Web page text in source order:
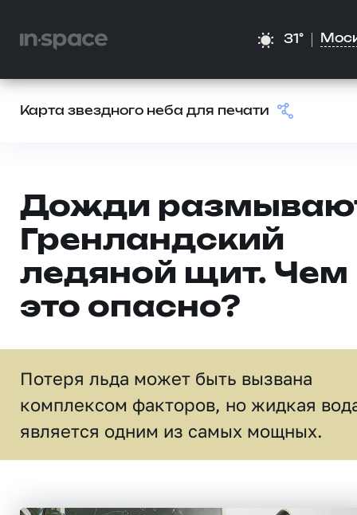
31°
Карта звездного неба для печати
Дожди
Гренландский
ледяной щит. Чем
это опасно?
Потеря льда может быть вызвана
комплексом факторов, но жидкая
является одним из самых мощных.